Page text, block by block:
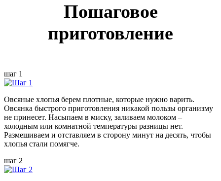
Пошаговое
приготовление
шаг 1
Овсяные хлопья берем плотные, которые нужно варить.
Овсянка быстрого приготовления никакой пользы организму
не принесет. Насыпаем в миску, заливаем молоком –
холодным или комнатной температуры разницы нет.
Размешиваем и отставляем в сторону минут на десять, чтобы
хлопья стали помягче.
шаг 2